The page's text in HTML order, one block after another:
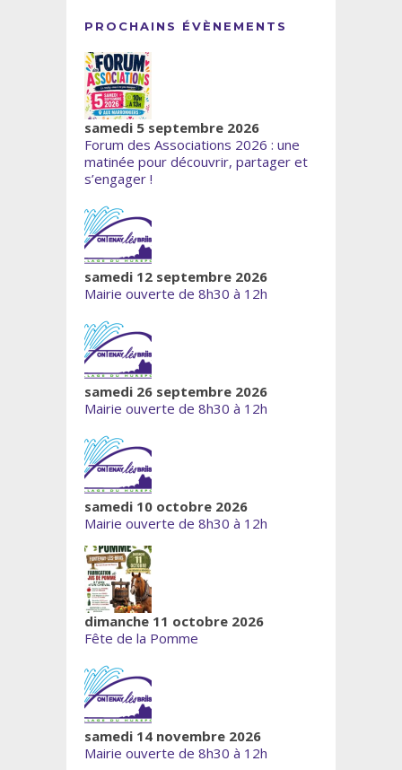
PROCHAINS ÉVÈNEMENTS
samedi 5 septembre 2026
Forum des Associations 2026 : une
matinée pour découvrir, partager et
s’engager !
samedi 12 septembre 2026
Mairie ouverte de 8h30 à 12h
samedi 26 septembre 2026
Mairie ouverte de 8h30 à 12h
samedi 10 octobre 2026
Mairie ouverte de 8h30 à 12h
dimanche 11 octobre 2026
Fête de la Pomme
samedi 14 novembre 2026
Mairie ouverte de 8h30 à 12h